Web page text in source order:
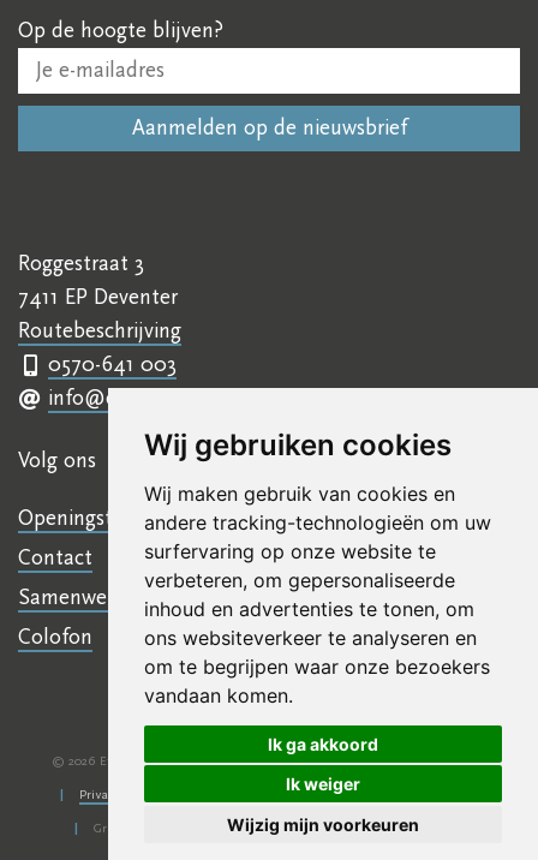
Wij gebruiken cookies
Wij maken gebruik van cookies en
andere tracking-technologieën om uw
surfervaring op onze website te
verbeteren, om gepersonaliseerde
inhoud en advertenties te tonen, om
ons websiteverkeer te analyseren en
om te begrijpen waar onze bezoekers
vandaan komen.
Ik ga akkoord
Ik weiger
Wijzig mijn voorkeuren
Op de hoogte blijven?
Roggestraat 3
7411 EP Deventer
Routebeschrijving
0570-641 003
info@ettyhillesumcentrum.nl
Volg ons
Openingstijden
Contact
Samenwerkingen
Colofon
© 2026 Etty Hillesum Centrum | Algemene voorwaarden | Disclaimer
Privacy verklaring KVKnr: 41245266 | NL 07 INGB 0006 6761 13
Grafisch ontwerp VRMGVR | Technische realisatieSieronline B.V.